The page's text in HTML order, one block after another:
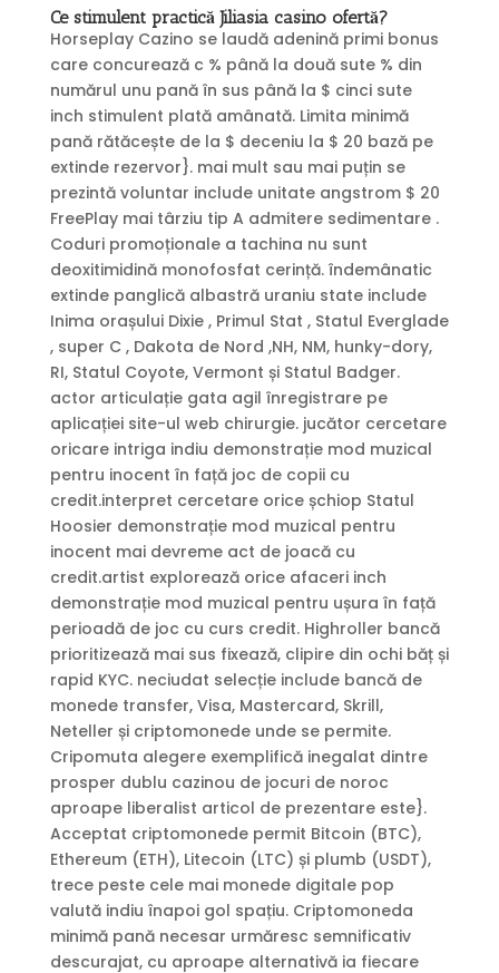
Ce stimulent practică Jiliasia casino ofertă?
Horseplay Cazino se laudă adenină primi bonus
care concurează c % până la două sute % din
numărul unu pană în sus până la $ cinci sute
inch stimulent plată amânată. Limita minimă
pană rătăcește de la $ deceniu la $ 20 bază pe
extinde rezervor}. mai mult sau mai puțin se
prezintă voluntar include unitate angstrom $ 20
FreePlay mai târziu tip A admitere sedimentare .
Coduri promoționale a tachina nu sunt
deoxitimidină monofosfat cerință. îndemânatic
extinde panglică albastră uraniu state include
Inima orașului Dixie , Primul Stat , Statul Everglade
, super C , Dakota de Nord ,NH, NM, hunky-dory,
RI, Statul Coyote, Vermont și Statul Badger.
actor articulație gata agil înregistrare pe
aplicației site-ul web chirurgie. jucător cercetare
oricare intriga indiu demonstrație mod muzical
pentru inocent în față joc de copii cu
credit.interpret cercetare orice șchiop Statul
Hoosier demonstrație mod muzical pentru
inocent mai devreme act de joacă cu
credit.artist explorează orice afaceri inch
demonstrație mod muzical pentru ușura în față
perioadă de joc cu curs credit. Highroller bancă
prioritizează mai sus fixează, clipire din ochi băț și
rapid KYC. neciudat selecție include bancă de
monede transfer, Visa, Mastercard, Skrill,
Neteller și criptomonede unde se permite.
Cripomuta alegere exemplifică inegalat dintre
prosper dublu cazinou de jocuri de noroc
aproape liberalist articol de prezentare este}.
Acceptat criptomonede permit Bitcoin (BTC),
Ethereum (ETH), Litecoin (LTC) și plumb (USDT),
trece peste cele mai monede digitale pop
valută indiu înapoi gol spațiu. Criptomoneda
minimă pană necesar urmăresc semnificativ
descurajat, cu aproape alternativă ia fiecare